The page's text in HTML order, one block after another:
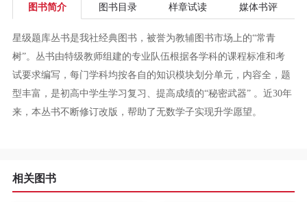
专
区
图书简介 图书目录 样章试读 媒体书评
星级题库丛书是我社经典图书，被誉为教辅图书市场上的“常青
树”。丛书由特级教师组建的专业队伍根据各学科的课程标准和考
试要求编写，每门学科均按各自的知识模块划分单元，内容全，题
型丰富，是初高中学生学习复习、提高成绩的“秘密武器” 。近30年
来，本丛书不断修订改版，帮助了无数学子实现升学愿望。
相关图书